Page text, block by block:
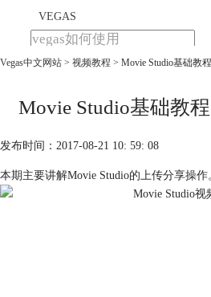
VEGAS
首页
下载
教程
购买
Vegas中文网站 > 视频教程 > Movie Studio基础
Movie Studio基础教
发布时间：2017-08-21 10: 59: 08
本期主要讲解Movie Studio的上传分享操作